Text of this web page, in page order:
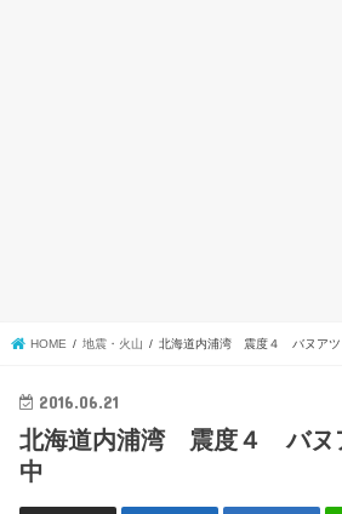
HOME 地震・火山 北海道内浦湾 震度４ バヌアツ
2016.06.21
北海道内浦湾 震度４ バヌ
中